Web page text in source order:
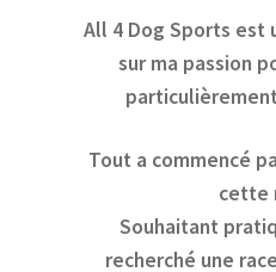
All 4 Dog Sports est
sur ma passion
Tout a commencé
cette
Souhaitant
recherché une